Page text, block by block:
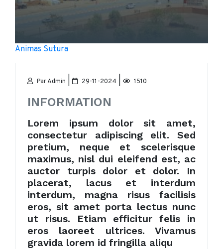
Animas Sutura
Par Admin 29-11-2024 1510
INFORMATION
Lorem ipsum dolor sit amet,
consectetur adipiscing elit. Sed
pretium, neque et scelerisque
maximus, nisl dui eleifend est, ac
auctor turpis dolor et dolor. In
placerat, lacus et interdum
interdum, magna risus facilisis
eros, sit amet porta lectus nunc
ut risus. Etiam efficitur felis in
eros laoreet ultrices. Vivamus
gravida lorem id fringilla aliqu